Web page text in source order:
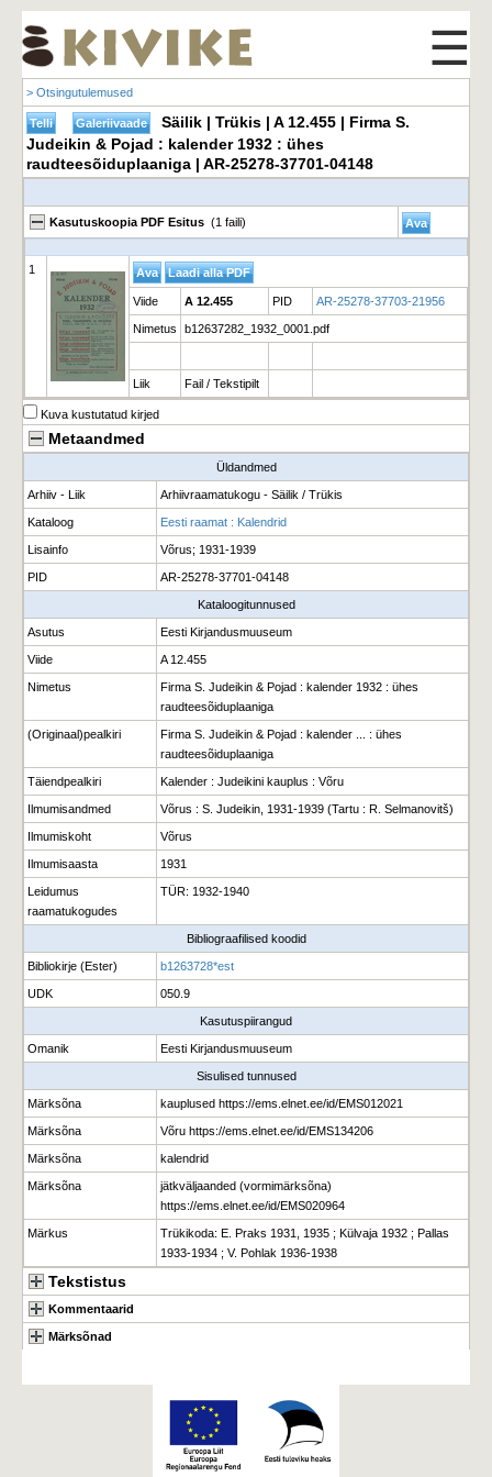
☰
> Otsingutulemused
Säilik | Trükis | A 12.455 | Firma S.
Judeikin & Pojad : kalender 1932 : ühes
raudteesõiduplaaniga | AR-25278-37701-04148
Kasutuskoopia PDF Esitus (1 faili)
1
Viide A 12.455 PID AR-25278-37703-21956
Nimetus b12637282_1932_0001.pdf
Liik Fail / Tekstipilt
Kuva kustutatud kirjed
Metaandmed
Üldandmed
Arhiiv - Liik Arhiivraamatukogu - Säilik / Trükis
Kataloog Eesti raamat : Kalendrid
Lisainfo Võrus; 1931-1939
PID AR-25278-37701-04148
Kataloogitunnused
Asutus Eesti Kirjandusmuuseum
Viide A 12.455
Nimetus
Firma S. Judeikin & Pojad : kalender 1932 : ühes
raudteesõiduplaaniga
(Originaal)pealkiri
Firma S. Judeikin & Pojad : kalender ... : ühes
raudteesõiduplaaniga
Täiendpealkiri Kalender : Judeikini kauplus : Võru
Ilmumisandmed Võrus : S. Judeikin, 1931-1939 (Tartu : R. Selmanovitš)
Ilmumiskoht Võrus
Ilmumisaasta 1931
Leidumus
raamatukogudes
TÜR: 1932-1940
Bibliograafilised koodid
Bibliokirje (Ester) b1263728*est
UDK 050.9
Kasutuspiirangud
Omanik Eesti Kirjandusmuuseum
Sisulised tunnused
Märksõna kauplused https://ems.elnet.ee/id/EMS012021
Märksõna Võru https://ems.elnet.ee/id/EMS134206
Märksõna kalendrid
Märksõna
jätkväljaanded (vormimärksõna)
https://ems.elnet.ee/id/EMS020964
Märkus
Trükikoda: E. Praks 1931, 1935 ; Külvaja 1932 ; Pallas
1933-1934 ; V. Pohlak 1936-1938
Tekstistus
Kommentaarid
Märksõnad